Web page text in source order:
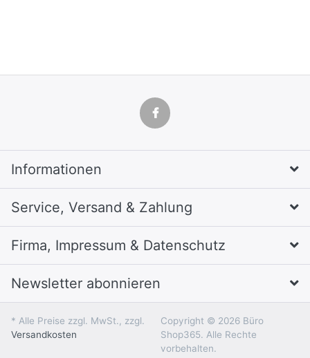
Informationen
Service, Versand & Zahlung
Firma, Impressum & Datenschutz
Newsletter abonnieren
* Alle Preise zzgl. MwSt., zzgl.
Versandkosten
Copyright © 2026 Büro
Shop365. Alle Rechte
vorbehalten.